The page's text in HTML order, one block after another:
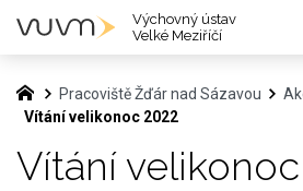
Pracoviště Žďár nad Sázavou
Vítání velikonoc 2022
Vítání
Výchovný ústav
Velké Meziříčí